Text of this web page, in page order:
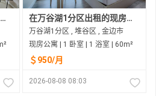
在万谷湖1分区出租的现房公寓 在万谷湖1分区出租的现房公寓
万谷湖1分区 , 堆谷区 , 金边市
现房公寓 | 1 卧室 | 1 浴室 | 60m²
＄950/月
2026-08-08 08:03